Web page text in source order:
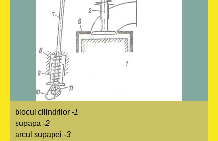
blocul cilindrilor -1
supapa -2
arcul supapei -3